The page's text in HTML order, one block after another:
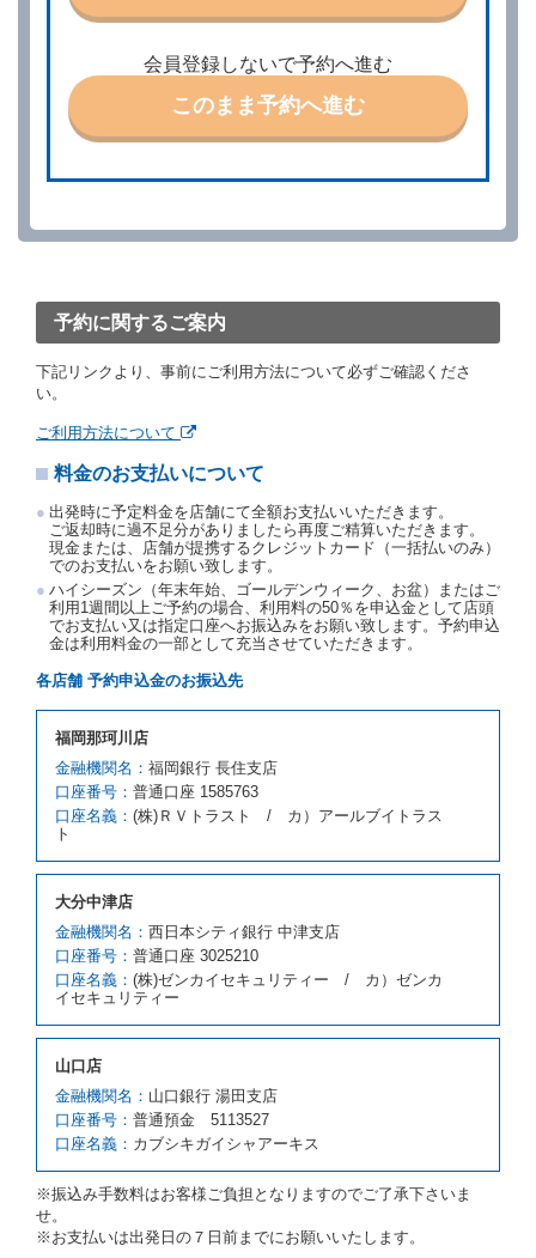
第３条（予約の変更）
借受人は、前条第１項の借受条件を変更しようとする
ときは、あらかじめ当社の承諾を受けなければならな
いものとします。
第４条（予約の取消し等）
ができます。
を１時間以上経過してもレンタカー貸渡契約（以下
約取消手数料を当社に支払うものとし、当社は、この
予約取消手数料の支払いがあったときは、受領済の予
約申込金を借受人に返還するものとします。
当社の都合により、予約が取り消されたとき、又は貸
約申込金を返還するものとします。
若しくは当社のいずれの責にもよらない事由により貸
たものとします。この場合、当社は受領済の予約申込
金を返還するものとします。
第５条（代替レンタカー）
当社は、借受人から予約のあった車種クラスのレンタ
カーを貸し渡すことができないときは、予約と異なる
車種クラスのレンタカー（以下「代替レンタカー」と
いいます。）の貸渡しを申し入れることができるもの
とします。
クラスを除き予約時と同一の借受条件でレンタカー提
携先の代替レンタカーを貸し渡すものとします。な
お、代替レンタカーの貸渡料金が予約された車種クラ
スの貸渡料金より高くなるときは、予約した車種クラ
スの貸渡料金によるものとし、予約された車種クラス
借受人は、第１項の代替レンタカーの貸渡しの申入れ
を拒絶し、予約を取り消すことができるものとしま
す。
前項の場合、第１項の貸渡しをすることができない原
因が、当社の責に帰する事由によるときには第４条第
４項の予約の取消しとして取り扱い、当社は受領済の
予約申込金を返還するものとします。
原因が、当社の責に帰さない事由による時には第４条
第５項の予約の取消しとして取り扱い、当社は受領済
の予約申込金を返還するものとします。
第６条（免責）
当社及び借受人は、予約が取り消され、又は貸渡契約
が締結されなかったことについて、第４条及び第５条
に定める場合を除き、相互に何らの請求をしないもの
とします。
会員登録しないで予約へ進む
このまま予約へ進む
予約に関するご案内
下記リンクより、事前にご利用方法について必ずご確認くださ
い。
ご利用方法について
料金のお支払いについて
出発時に予定料金を店舗にて全額お支払いいただきます。
ご返却時に過不足分がありましたら再度ご精算いただきます。
現金または、店舗が提携するクレジットカード（一括払いのみ）
でのお支払いをお願い致します。
ハイシーズン（年末年始、ゴールデンウィーク、お盆）またはご
利用1週間以上ご予約の場合、利用料の50％を申込金として店頭
でお支払い又は指定口座へお振込みをお願い致します。予約申込
金は利用料金の一部として充当させていただきます。
各店舗 予約申込金のお振込先
福岡那珂川店
金融機関名： 福岡銀行 長住支店
口座番号： 普通口座 1585763
口座名義： (株)ＲＶトラスト / カ）アールブイトラス
ト
大分中津店
金融機関名： 西日本シティ銀行 中津支店
口座番号： 普通口座 3025210
口座名義： (株)ゼンカイセキュリティー / カ）ゼンカ
イセキュリティー
山口店
金融機関名： 山口銀行 湯田支店
口座番号： 普通預金 5113527
口座名義： カブシキガイシャアーキス
※振込み手数料はお客様ご負担となりますのでご了承下さいま
せ。
※お支払いは出発日の７日前までにお願いいたします。